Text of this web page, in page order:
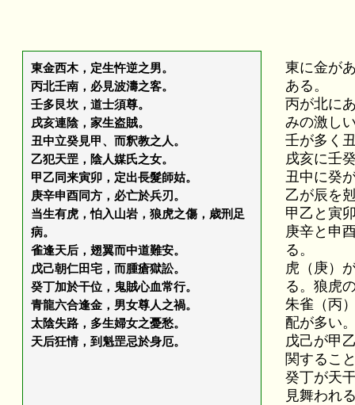
東金西木，定生忤逆之男。
丙北壬南，必見波濤之客。
壬多艮坎，道士須尊。
戌亥連陰，家生盗賊。
丑中立癸見甲、而釈教之人。
乙犯天罡，陰人媒氏之女。
甲乙同来寅卯，定出長髮師姑。
庚辛申酉同方，必亡於兵刃。
当生有虎，怕入山岩，狼虎之傷，歳刑足
病。
雀逢天后，翅翼而中道難安。
戊己朝仁田宅，而腫瘡獄訟。
癸丁加於干位，鬼賊心血常行。
青龍六合逢金，男女尊人之禍。
太陰失路，多生婦女之憂愁。
天后狂情，到魁罡忌於身厄。
東に金が
ある。
丙が北に
みの激し
壬が多く
戌亥に壬
丑中に癸
乙が辰を
甲乙と寅
庚辛と申
る。
虎（庚）
る。狼虎
朱雀（丙
配が多い
戊己が甲
関するこ
癸丁が天
見舞われ